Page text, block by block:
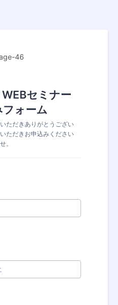
セミナー
ォーム
ただきありがとうござい
ただきお申込みください
。